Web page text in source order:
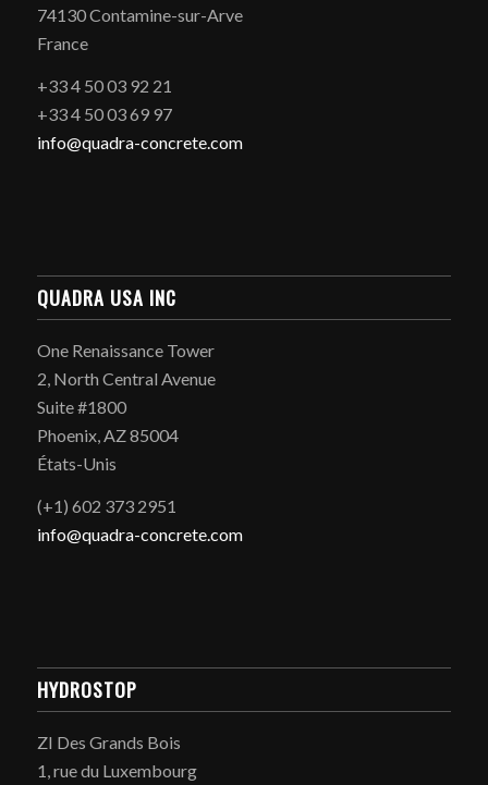
74130 Contamine-sur-Arve
France
+33 4 50 03 92 21
+33 4 50 03 69 97
info@quadra-concrete.com
QUADRA USA INC
One Renaissance Tower
2, North Central Avenue
Suite #1800
Phoenix, AZ 85004
États-Unis
(+1) 602 373 2951
info@quadra-concrete.com
HYDROSTOP
ZI Des Grands Bois
1, rue du Luxembourg